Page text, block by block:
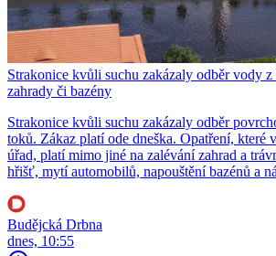
Strakonice kvůli suchu zakázaly odběr vody z
zahrady či bazény
Strakonice kvůli suchu zakázaly odběr
toků. Zákaz platí ode dneška. Opatření, které
úřad, platí mimo jiné na zalévání zahrad a
hřišť, mytí automobilů, napouštění bazénů a
Budějcká Drbna
dnes, 10:55